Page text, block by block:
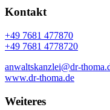
Kontakt
+49 7681 477870
+49 7681 4778720
anwaltskanzlei@dr-
www.dr-thoma.de
Weiteres